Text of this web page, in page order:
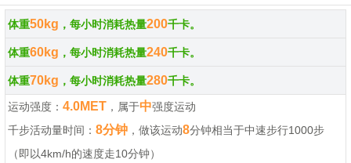
体重50kg ，每小时消耗热量200千卡。
体重60kg ，每小时消耗热量240千卡。
体重70kg ，每小时消耗热量280千卡。
运动强度：4.0MET ，属于中强度运动
千步活动量时间：8分钟 ，做该运动8分钟相当于中速步行1000步
（即以4km/h的速度走10分钟）